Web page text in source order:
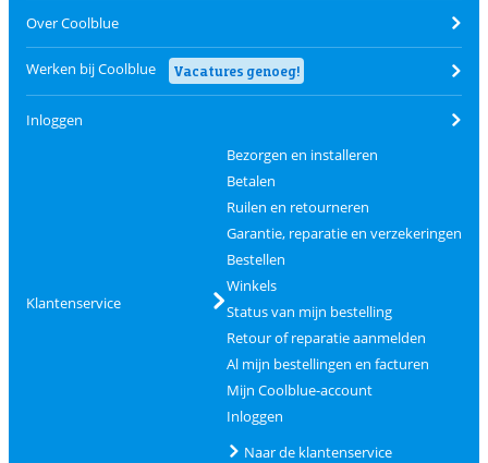
Over Coolblue
Werken bij Coolblue Vacatures genoeg!
Inloggen
Klantenservice
Bezorgen en installeren
Betalen
Ruilen en retourneren
Garantie, reparatie en verzekeringen
Bestellen
Winkels
Status van mijn bestelling
Retour of reparatie aanmelden
Al mijn bestellingen en facturen
Mijn Coolblue-account
Inloggen
Naar de klantenservice